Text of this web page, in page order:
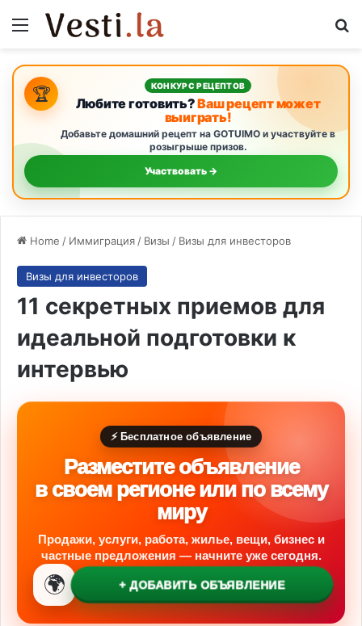
Menu
🏆 КОНКУРС РЕЦЕПТОВ
Любите готовить?Ваш рецепт может
выиграть!
Добавьте домашний рецепт на GOTUIMO и участвуйте в
розыгрыше призов.
Участвовать →
Home / Иммиграция / Визы / Визы для инвесторов
Визы для инвесторов
11 секретных приемов для
идеальной подготовки к
интервью
⚡ Бесплатное объявление
Разместите объявление
в своем регионе или по всему
миру
Продажи, услуги, работа, жилье, вещи, бизнес и
частные предложения — начните уже сегодня.
🌍 + ДОБАВИТЬ ОБЪЯВЛЕНИЕ